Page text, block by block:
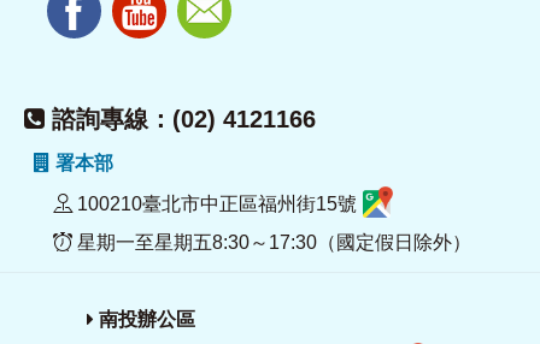
諮詢專線：(02) 4121166
署本部
100210臺北市中正區福州街15號
星期一至星期五8:30～17:30（國定假日除外）
南投辦公區